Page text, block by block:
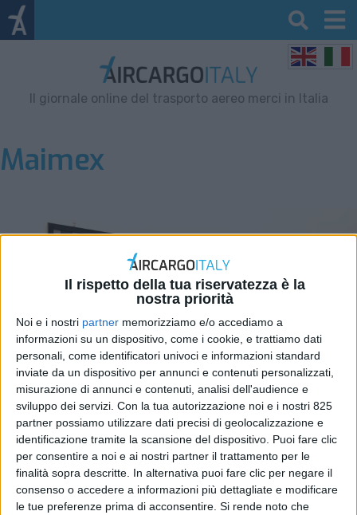
Il rispetto della tua riservatezza è la
nostra priorità
Noi e i nostri partner memorizziamo e/o accediamo a
informazioni su un dispositivo, come i cookie, e trattiamo dati
personali, come identificatori univoci e informazioni standard
inviate da un dispositivo per annunci e contenuti personalizzati,
misurazione di annunci e contenuti, analisi dell'audience e
sviluppo dei servizi. Con la tua autorizzazione noi e i nostri 825
partner possiamo utilizzare dati precisi di geolocalizzazione e
identificazione tramite la scansione del dispositivo. Puoi fare clic
per consentire a noi e ai nostri partner il trattamento per le
finalità sopra descritte. In alternativa puoi fare clic per negare il
consenso o accedere a informazioni più dettagliate e modificare
le tue preferenze prima di acconsentire. Si rende noto che
Il giornale online del trasporto aereo merci in Italia
Maimex